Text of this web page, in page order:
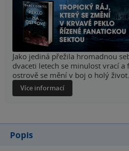
Jako jediná přežila hromadnou
dvaceti letech se minulost vrací a
ostrově se mění v boj o holý život.
Více informací
Popis